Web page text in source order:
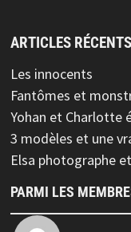
ARTICLES RÉCENTS
Les innocents
Fantômes et
Yohan et Charlotte
3 modèles et une
Elsa photographe
PARMI LES